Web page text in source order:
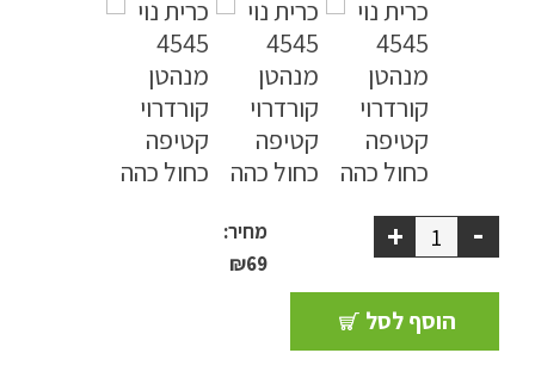
מערכות ישיבה וריהוט
כריות נוי
ריהוט למרפסת
ריהוט לבית
עודפים
-
+
מחיר:
₪69
הוסף לסל